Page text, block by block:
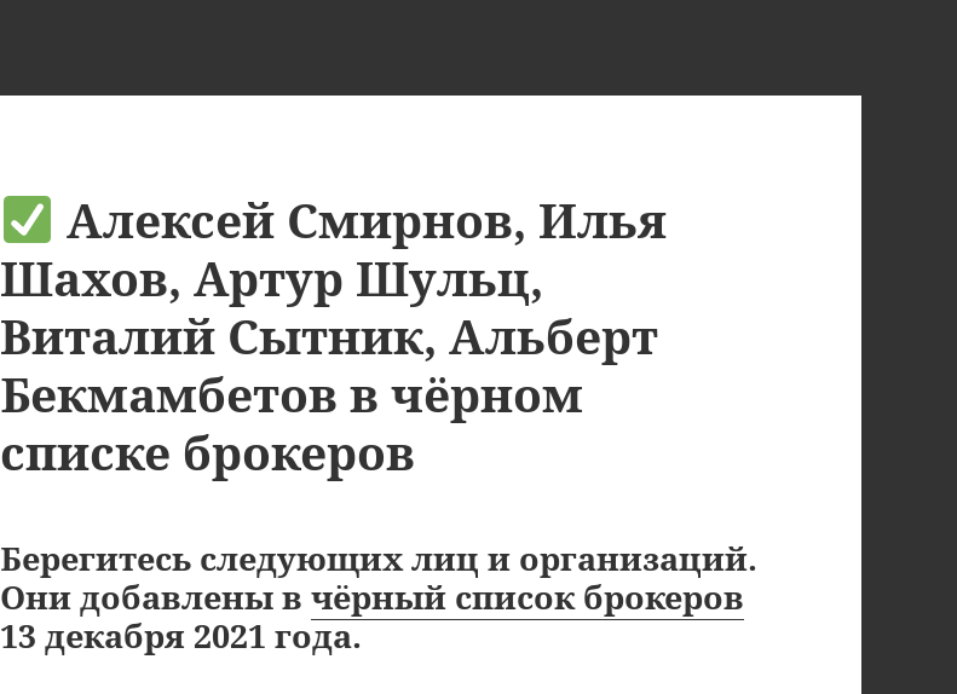
Алексей Смирнов, Илья
Шахов, Артур Шульц,
Виталий Сытник, Альберт
Бекмамбетов в чёрном
списке брокеров
Берегитесь следующих лиц и организаций.
Они добавлены вчёрный список брокеров
13 декабря 2021 года.